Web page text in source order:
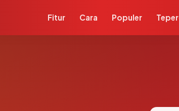
Fitur Cara Populer